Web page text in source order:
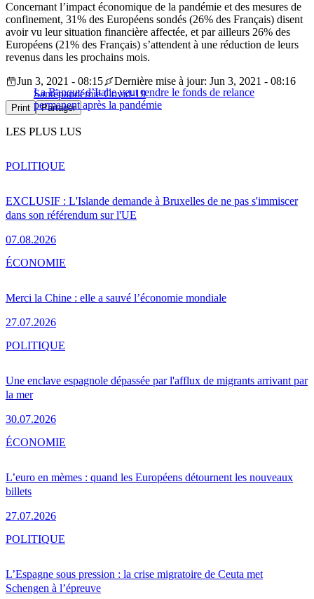
Concernant l’impact économique de la pandémie et des mesures de
confinement, 31% des Européens sondés (26% des Français) disent
avoir vu leur situation financière affectée, et par ailleurs 26% des
Européens (21% des Français) s’attendent à une réduction de leurs
revenus dans les prochains mois.
La Banque d’Italie veut rendre le fonds de relance
permanent après la pandémie
Jun 3, 2021 - 08:15
Dernière mise à jour: Jun 3, 2021 - 08:16
Santépandémie Covid-19
Print Partager
LES PLUS LUS
EXCLUSIF : L'Islande demande à Bruxelles de ne pas s'immiscer
dans son référendum sur l'UE
07.08.2026
POLITIQUE
Merci la Chine : elle a sauvé l’économie mondiale
27.07.2026
ÉCONOMIE
Une enclave espagnole dépassée par l'afflux de migrants arrivant par
la mer
30.07.2026
POLITIQUE
L’euro en mèmes : quand les Européens détournent les nouveaux
billets
27.07.2026
ÉCONOMIE
L’Espagne sous pression : la crise migratoire de Ceuta met
Schengen à l’épreuve
POLITIQUE